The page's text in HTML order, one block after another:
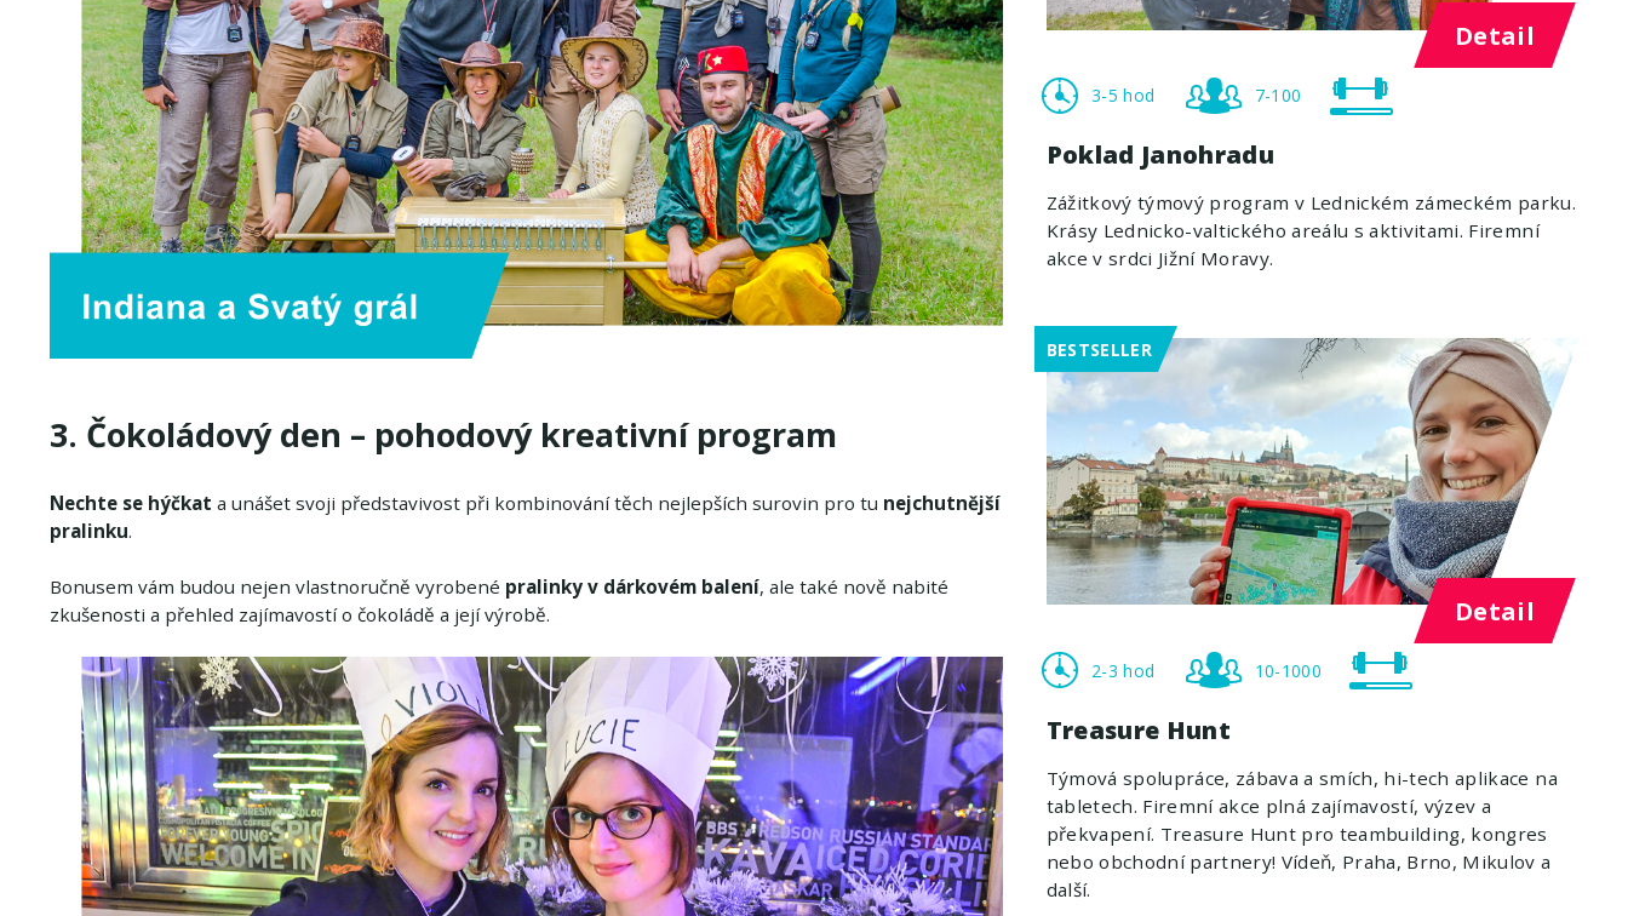
3. Čokoládový den – pohodový kreativní program
Nechte se hýčkat a unášet svoji představivost při kombinování těch nejlepších surovin pro tu nejchutnější
pralinku.
Bonusem vám budou nejen vlastnoručně vyrobené pralinky v dárkovém balení, ale také nově nabité
zkušenosti a přehled zajímavostí o čokoládě a její výrobě.
Detail
3-5 hod 7-100
Poklad Janohradu
Zážitkový týmový program v Lednickém zámeckém parku.
Krásy Lednicko-valtického areálu s aktivitami. Firemní
akce v srdci Jižní Moravy.
BESTSELLER
Detail
2-3 hod 10-1000
Treasure Hunt
Týmová spolupráce, zábava a smích, hi-tech aplikace na
tabletech. Firemní akce plná zajímavostí, výzev a
překvapení. Treasure Hunt pro teambuilding, kongres
nebo obchodní partnery! Vídeň, Praha, Brno, Mikulov a
další.